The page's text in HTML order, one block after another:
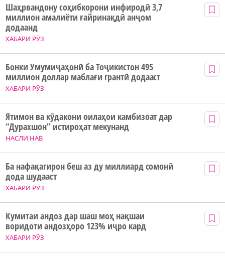
ХАБАРИ РӮЗ
Шаҳрвандону соҳибкорони инфиродӣ 3,7
миллион амалиёти ғайринақдӣ анҷом
додаанд
ХАБАРИ РӮЗ
Бонки Умумиҷаҳонӣ ба Тоҷикистон 495
миллион доллар маблағи грантӣ додааст
НАСЛИ НАВ
Ятимон ва кӯдакони оилаҳои камбизоат дар
“Дурахшон” истироҳат мекунанд
ХАБАРИ РӮЗ
Ба нафақагирон беш аз ду миллиард сомонӣ
дода шудааст
ХАБАРИ РӮЗ
Кумитаи андоз дар шаш моҳ нақшаи
воридоти андозҳоро 123% иҷро кард